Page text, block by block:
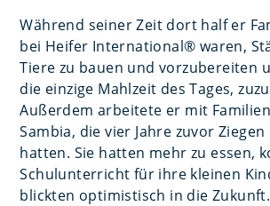
Während seiner Zeit dort half er
bei Heifer International® waren,
Tiere zu bauen und vorzubereiten
die einzige Mahlzeit des Tages,
Außerdem arbeitete er mit
Sambia, die vier Jahre zuvor
hatten. Sie hatten mehr zu essen,
Schulunterricht für ihre kleinen
blickten optimistisch in die Zukunft.